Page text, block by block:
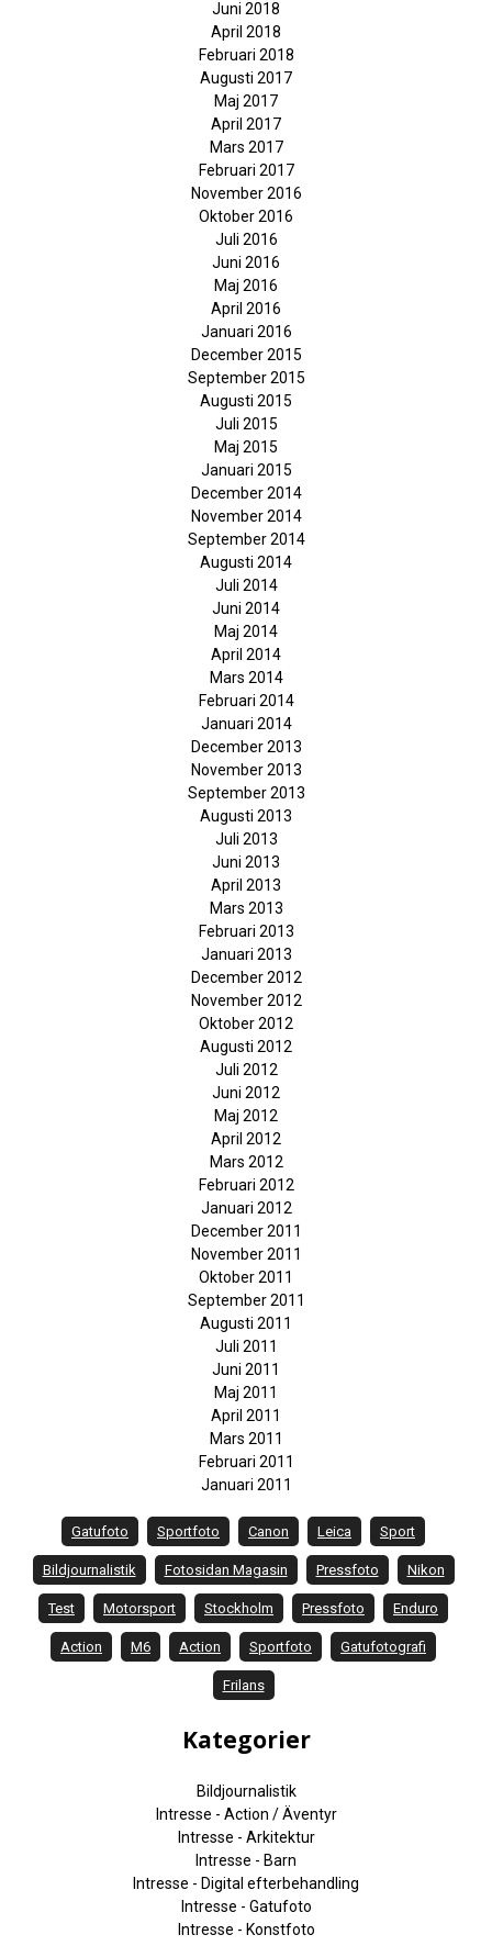
Juni 2018
April 2018
Februari 2018
Augusti 2017
Maj 2017
April 2017
Mars 2017
Februari 2017
November 2016
Oktober 2016
Juli 2016
Juni 2016
Maj 2016
April 2016
Januari 2016
December 2015
September 2015
Augusti 2015
Juli 2015
Maj 2015
Januari 2015
December 2014
November 2014
September 2014
Augusti 2014
Juli 2014
Juni 2014
Maj 2014
April 2014
Mars 2014
Februari 2014
Januari 2014
December 2013
November 2013
September 2013
Augusti 2013
Juli 2013
Juni 2013
April 2013
Mars 2013
Februari 2013
Januari 2013
December 2012
November 2012
Oktober 2012
Augusti 2012
Juli 2012
Juni 2012
Maj 2012
April 2012
Mars 2012
Februari 2012
Januari 2012
December 2011
November 2011
Oktober 2011
September 2011
Augusti 2011
Juli 2011
Juni 2011
Maj 2011
April 2011
Mars 2011
Februari 2011
Januari 2011
Gatufoto Sportfoto Canon Leica Sport
Bildjournalistik Fotosidan Magasin Pressfoto Nikon
Test Motorsport Stockholm Pressfoto Enduro
Action M6 Action Sportfoto Gatufotografi
Frilans
Kategorier
Bildjournalistik
Intresse - Action / Äventyr
Intresse - Arkitektur
Intresse - Barn
Intresse - Digital efterbehandling
Intresse - Gatufoto
Intresse - Konstfoto